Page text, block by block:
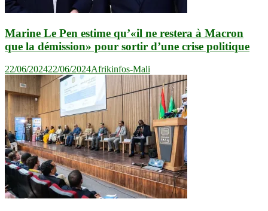
Marine Le Pen estime qu’«il ne restera à Macron
que la démission» pour sortir d’une crise politique
22/06/202422/06/2024Afrikinfos-Mali